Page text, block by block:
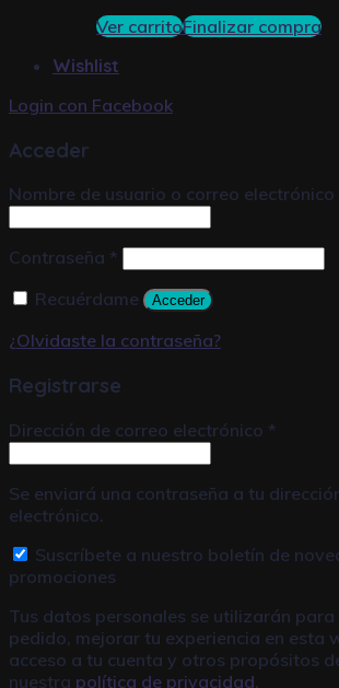
Ver carritoFinalizar compra
Wishlist
Login con Facebook
Acceder
Nombre de usuario o correo electrónico
Contraseña *
Recuérdame
Acceder
¿Olvidaste la contraseña?
Registrarse
Dirección de correo electrónico *
Se enviará una contraseña a tu
electrónico.
Suscríbete a nuestro boletín de
promociones
Tus datos personales se utilizarán
pedido, mejorar tu experiencia en esta
acceso a tu cuenta y otros propósitos
nuestra política de privacidad.